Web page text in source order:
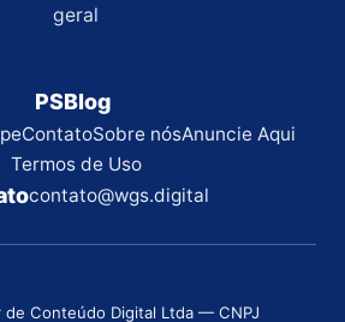
geral
PSBlog
ContatoSobre nósAnuncie Aqui
Termos de Uso
contato@wgs.digital
de Conteúdo Digital Ltda — CNPJ